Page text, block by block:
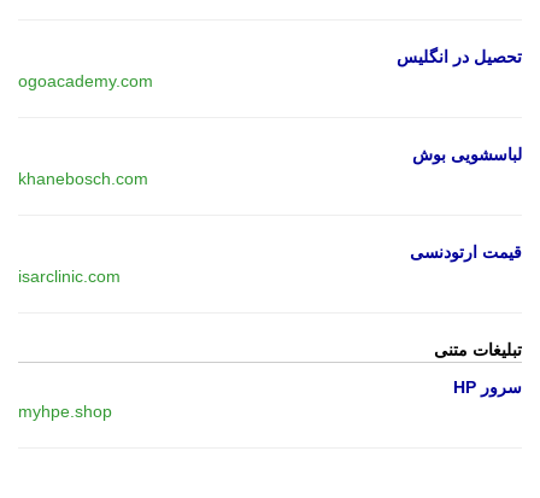
تحصیل در انگلیس
ogoacademy.com
لباسشویی بوش
khanebosch.com
قیمت ارتودنسی
isarclinic.com
تبلیغات متنی
سرور HP
myhpe.shop